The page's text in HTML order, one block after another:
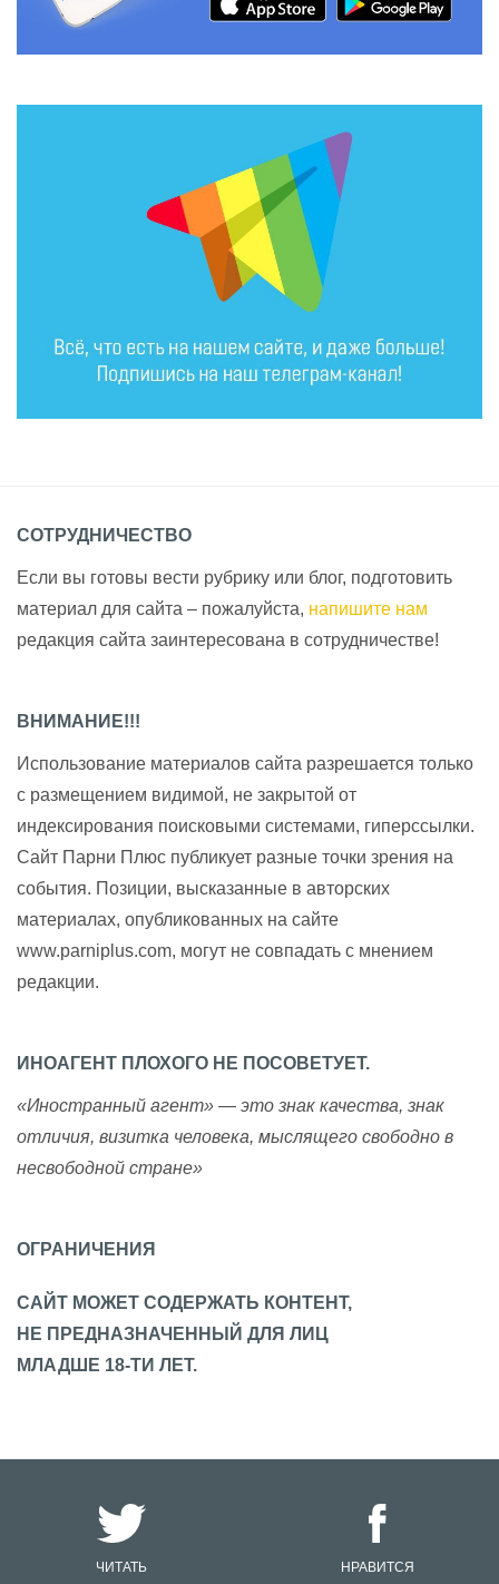
СОТРУДНИЧЕСТВО
Если вы готовы вести рубрику или блог, подготовить
материал для сайта – пожалуйста, напишите нам
редакция сайта заинтересована в сотрудничестве!
ВНИМАНИЕ!!!
Использование материалов сайта разрешается только
с размещением видимой, не закрытой от
индексирования поисковыми системами, гиперссылки.
Сайт Парни Плюс публикует разные точки зрения на
события. Позиции, высказанные в авторских
материалах, опубликованных на сайте
www.parniplus.com, могут не совпадать с мнением
редакции.
ИНОАГЕНТ ПЛОХОГО НЕ ПОСОВЕТУЕТ.
«Иностранный агент» — это знак качества, знак
отличия, визитка человека, мыслящего свободно в
несвободной стране»
ОГРАНИЧЕНИЯ
САЙТ МОЖЕТ СОДЕРЖАТЬ КОНТЕНТ,
НЕ ПРЕДНАЗНАЧЕННЫЙ ДЛЯ ЛИЦ
МЛАДШЕ 18-ТИ ЛЕТ.
ЧИТАТЬ НРАВИТСЯ